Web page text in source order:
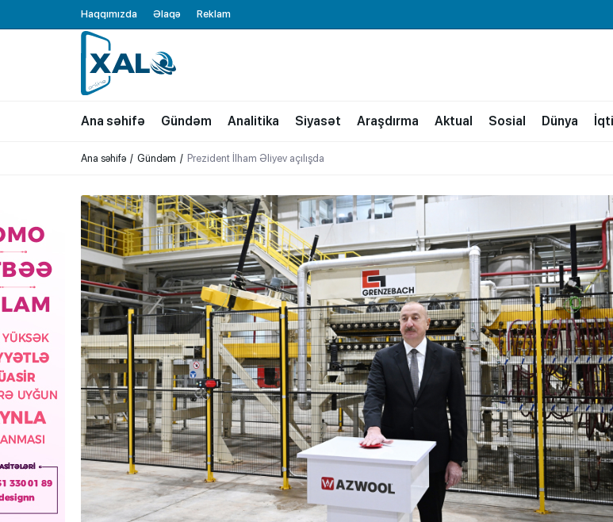
Haqqımızda Əlaqə Reklam
XALQ.ONLINE
ONLAYN PLATFORMA
Ana səhifə Gündəm Analitika Siyasət Araşdırma Aktual Sosial Dünya
Ana səhifə Gündəm Prezident İlham Əliyev açılışda